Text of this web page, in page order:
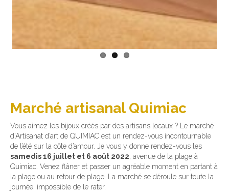
Marché artisanal Quimiac
Vous aimez les bijoux créés par des artisans locaux ? Le marché
d’Artisanat d’art de QUIMIAC est un rendez-vous incontournable
de l’été sur la côte d’amour. Je vous y donne rendez-vous les
samedis 16 juillet et 6 août 2022 , avenue de la plage à
Quimiac. Venez flâner et passer un agréable moment en partant à
la plage ou au retour de plage. La marché se déroule sur toute la
journée, impossible de le rater.